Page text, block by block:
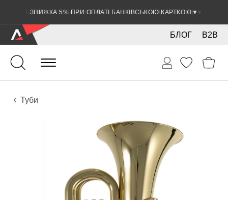
ЗНИЖКА 5% ПРИ ОПЛАТІ БАНКІВСЬКОЮ КАРТКОЮ ▼
B2B
БЛОГ
Духові
Мідні
Інструменти
Туби